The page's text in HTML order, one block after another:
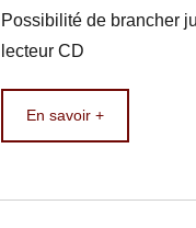
Possibilité de brancher
lecteur CD
En savoir +